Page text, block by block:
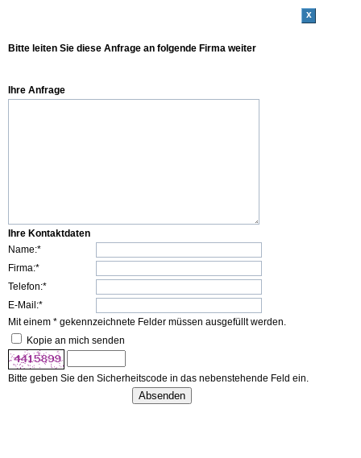
x
Bitte leiten Sie diese Anfrage an folgende Firma weiter
Ihre Anfrage
Ihre Kontaktdaten
Name:*
Firma:*
Telefon:*
E-Mail:*
Mit einem * gekennzeichnete Felder müssen ausgefüllt werden.
Kopie an mich senden
Bitte geben Sie den Sicherheitscode in das nebenstehende Feld ein.